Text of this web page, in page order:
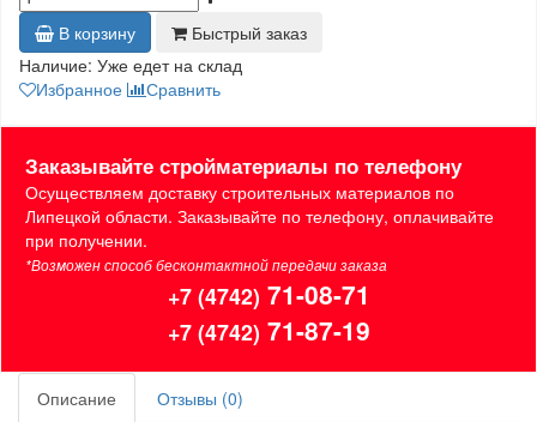
В корзину
Быстрый заказ
Наличие: Уже едет на склад
Избранное
Сравнить
Заказывайте стройматериалы по телефону
Осуществляем доставку строительных материалов по
Липецкой области. Заказывайте по телефону, оплачивайте
при получении.
*Возможен способ бесконтактной передачи заказа
+7 (4742) 71-08-71
+7 (4742) 71-87-19
Описание
Отзывы (0)